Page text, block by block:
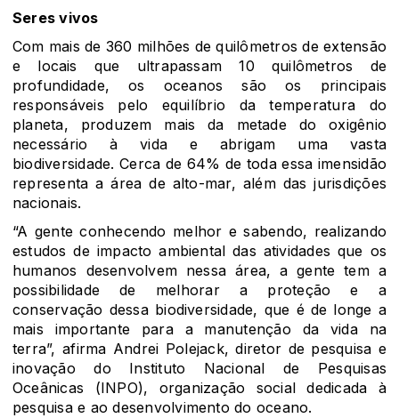
Seres vivos
Com mais de 360 milhões de quilômetros de extensão
e locais que ultrapassam 10 quilômetros de
profundidade, os oceanos são os principais
responsáveis pelo equilíbrio da temperatura do
planeta, produzem mais da metade do oxigênio
necessário à vida e abrigam uma vasta
biodiversidade. Cerca de 64% de toda essa imensidão
representa a área de alto-mar, além das jurisdições
nacionais.
“A gente conhecendo melhor e sabendo, realizando
estudos de impacto ambiental das atividades que os
humanos desenvolvem nessa área, a gente tem a
possibilidade de melhorar a proteção e a
conservação dessa biodiversidade, que é de longe a
mais importante para a manutenção da vida na
terra”, afirma Andrei Polejack, diretor de pesquisa e
inovação do Instituto Nacional de Pesquisas
Oceânicas (INPO), organização social dedicada à
pesquisa e ao desenvolvimento do oceano.